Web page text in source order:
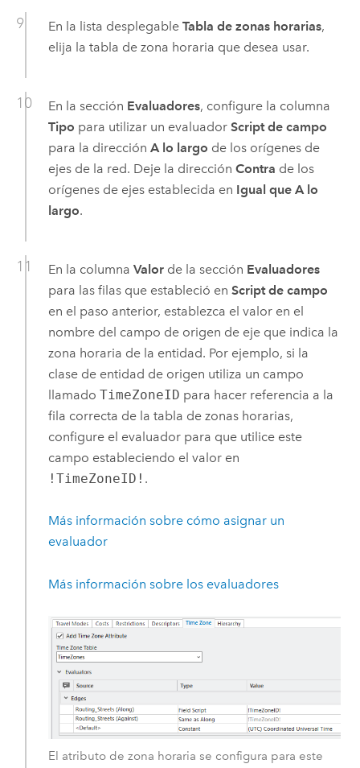
En la lista desplegable Tabla de zonas horarias,
elija la tabla de zona horaria que desea usar.
En la sección Evaluadores, configure la columna
Tipo para utilizar un evaluador Script de campo
para la dirección A lo largo de los orígenes de
ejes de la red. Deje la dirección Contra de los
orígenes de ejes establecida en Igual que A lo
largo.
En la columna Valorde la sección Evaluadores
para las filas que estableció en Script de campo
en el paso anterior, establezca el valor en el
nombre del campo de origen de eje que indica la
zona horaria de la entidad. Por ejemplo, si la
clase de entidad de origen utiliza un campo
llamado TimeZoneID para hacer referencia a la
fila correcta de la tabla de zonas horarias,
configure el evaluador para que utilice este
campo estableciendo el valor en
!TimeZoneID! .
Más información sobre cómo asignar un
evaluador
Más información sobre los evaluadores
El atributo de zona horaria se configura para este